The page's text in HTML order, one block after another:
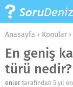
Anasayfa › Konular ›
En geniş
türü nedir?
enler tarafından 5 yıl